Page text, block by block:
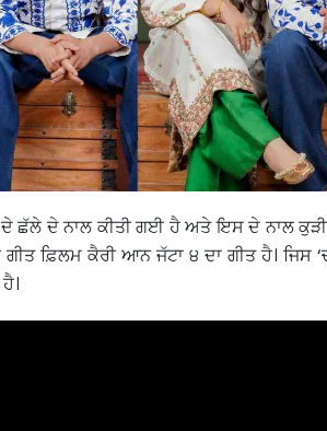
ਦੇ ਛੱਲੇ ਦੇ ਨਾਲ ਕੀਤੀ ਗਈ ਹੈ ਅਤੇ ਇਸ ਦੇ ਨਾਲ
ਫ਼ਿਲਮ ਕੈਰੀ ਆਨ ਜੱਟਾ ੪ ਦਾ ਗੀਤ ਹੈ। ਜਿਸ